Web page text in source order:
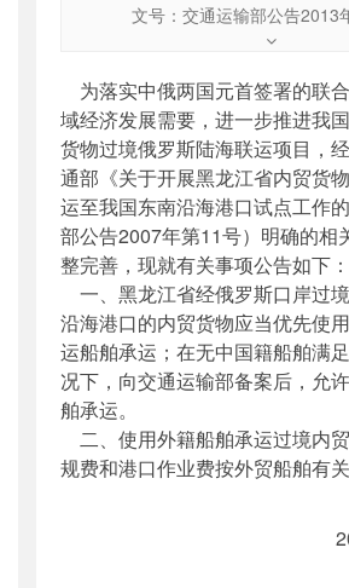
文号：交通运输部公告2013
交通运输部公告2013
公开日期：2013年10月22日
主题词：
内贸货物;
机构分类：水运局
主题分类：行政规范性文件
公文类型：部公告通告
为落实中俄两国元首签署的联
域经济发展需要，进一步推进我
货物过境俄罗斯陆海联运项目，
通部《关于开展黑龙江省内贸货
运至我国东南沿海港口试点工作
部公告2007年第11号）明确的相
整完善，现就有关事项公告如下：
一、黑龙江省经俄罗斯口岸过
沿海港口的内贸货物应当优先使
运船舶承运；在无中国籍船舶满
况下，向交通运输部备案后，允
舶承运。
二、使用外籍船舶承运过境内
规费和港口作业费按外贸船舶有关